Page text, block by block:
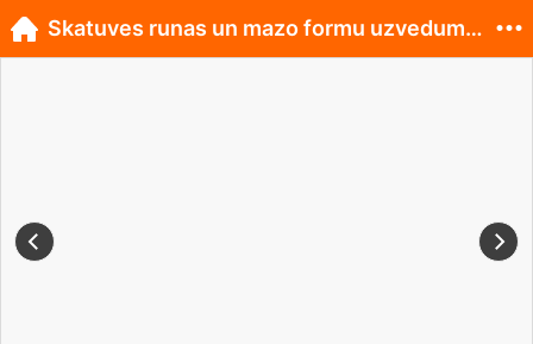
Skatuves runas un mazo formu uzvedumu konkurss